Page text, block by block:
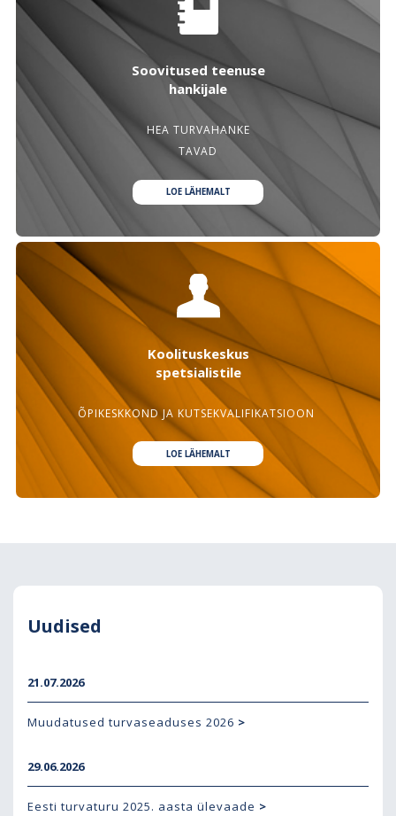
Soovitused teenuse
hankijale
HEA TURVAHANKE
TAVAD
LOE LÄHEMALT
Koolituskeskus
spetsialistile
ÕPIKESKKOND JA KUTSEKVALIFIKATSIOON
LOE LÄHEMALT
Uudised
21.07.2026
Muudatused turvaseaduses 2026 >
29.06.2026
Eesti turvaturu 2025. aasta ülevaade >